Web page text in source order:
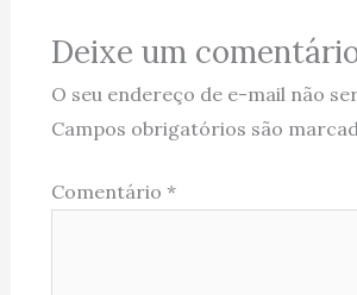
Deixe um
O seu endereço de e-mail não
Campos obrigatórios são
Comentário *